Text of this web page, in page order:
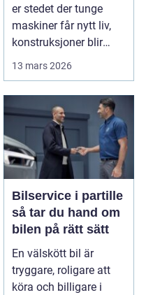
er stedet der tunge
maskiner får nytt liv,
konstruksjoner blir
bygget, og...
13 mars 2026
Bilservice i partille
så tar du hand om
bilen på rätt sätt
En välskött bil är
tryggare, roligare att
köra och billigare i